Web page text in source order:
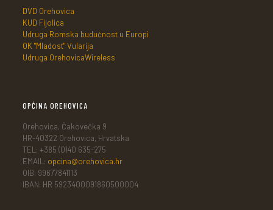
DVD Orehovica
KUD Fijolica
Udruga Romska budućnost u Europi
OK "Mladost" Vularija
Udruga OrehovicaWireless
OPĆINA OREHOVICA
Orehovica, Čakovečka 9
HR-40322 Orehovica, Hrvatska
TEL: +385 (0)40 635-275
EMAIL: opcina@orehovica.hr
OIB: 99677841113
IBAN: HR 5923400091860500004